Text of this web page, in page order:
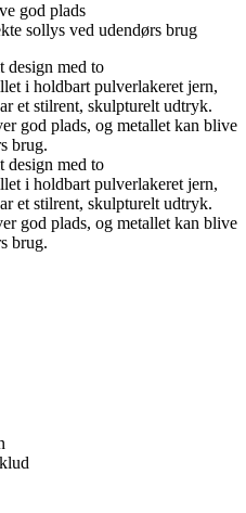
god plads
sollys ved udendørs brug
design med to
i holdbart pulverlakeret jern,
et stilrent, skulpturelt udtryk.
god plads, og metallet kan blive
brug.
design med to
i holdbart pulverlakeret jern,
et stilrent, skulpturelt udtryk.
god plads, og metallet kan blive
brug.